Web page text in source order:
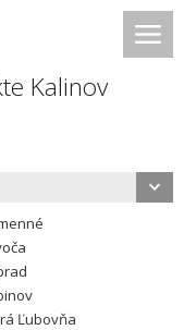
Kalinov
Ľubovňa